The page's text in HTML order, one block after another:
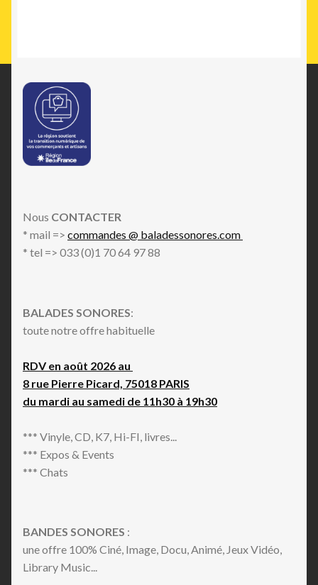
Nous CONTACTER
* mail => commandes @ baladessonores.com
* tel => 033 (0)1 70 64 97 88
BALADES SONORES:
toute notre offre habituelle
RDV en août 2026 au
8 rue Pierre Picard, 75018 PARIS
du mardi au samedi de 11h30 à 19h30
*** Vinyle, CD, K7, Hi-FI, livres...
*** Expos & Events
*** Chats
BANDES SONORES :
une offre 100% Ciné, Image, Docu, Animé, Jeux Vidéo,
Library Music...